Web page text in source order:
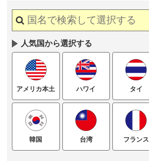
人気国から選択する
アメリカ本土 ハワイ タイ
韓国 台湾 フランス